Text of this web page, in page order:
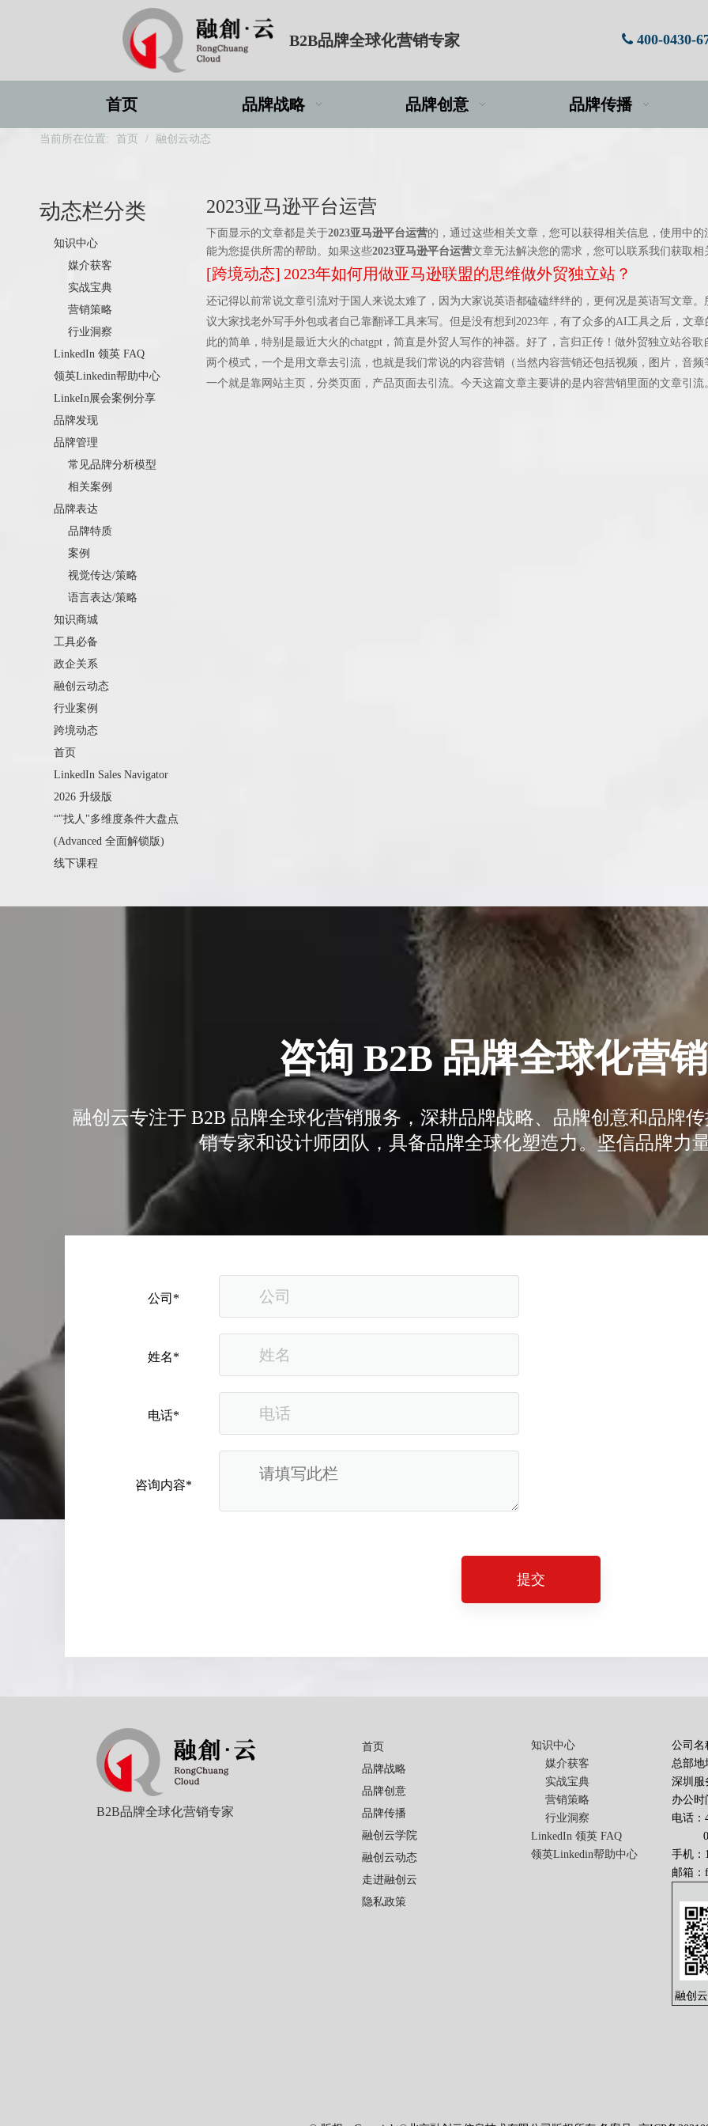
B2B品牌全球化营销专家  400-0430-
首页 品牌战略 品牌创意 品牌传播
当前所在位置: 首页 / 融创云动态
动态栏分类
知识中心
媒介获客
实战宝典
营销策略
行业洞察
LinkedIn 领英 FAQ
领英Linkedin帮助中心
LinkeIn展会案例分享
品牌发现
品牌管理
常见品牌分析模型
相关案例
品牌表达
品牌特质
案例
视觉传达/策略
语言表达/策略
知识商城
工具必备
政企关系
融创云动态
行业案例
跨境动态
首页
LinkedIn Sales Navigator
2026 升级版
“"找人"多维度条件大盘点
(Advanced 全面解锁版)
线下课程
2023亚马逊平台运营
下面显示的文章都是关于2023亚马逊平台运营的，通过这些相关文章，您可以获得相关信息，使用中的
能为您提供所需的帮助。如果这些2023亚马逊平台运营文章无法解决您的需求，您可以联系我们获取相
[跨境动态] 2023年如何用做亚马逊联盟的思维做外贸独立站？
还记得以前常说文章引流对于国人来说太难了，因为大家说英语都磕磕绊绊的，更何况是英语写文章。
议大家找老外写手外包或者自己靠翻译工具来写。但是没有想到2023年，有了众多的AI工具之后，文章
此的简单，特别是最近大火的chatgpt，简直是外贸人写作的神器。好了，言归正传！做外贸独立站谷歌
两个模式，一个是用文章去引流，也就是我们常说的内容营销（当然内容营销还包括视频，图片，音频
一个就是靠网站主页，分类页面，产品页面去引流。今天这篇文章主要讲的是内容营销里面的文章引流
咨询 B2B 品牌全球化营
融创云专注于 B2B 品牌全球化营销服务，深耕品牌战略、品牌创意和品牌
销专家和设计师团队，具备品牌全球化塑造力。坚信品牌力
公司*
姓名*
电话*
咨询内容*
提交
B2B品牌全球化营销专家
首页
品牌战略
品牌创意
品牌传播
融创云学院
融创云动态
走进融创云
隐私政策
知识中心
媒介获客
实战宝典
营销策略
行业洞察
LinkedIn 领英 FAQ
领英Linkedin帮助中心
公司名
总部地
深圳服
办公时
电话：
010-
手机：
邮箱：
融创